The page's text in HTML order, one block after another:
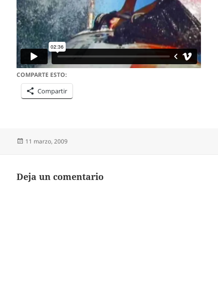
COMPARTE ESTO:
Compartir
Publicado
11 marzo, 2009
Deja un comentario